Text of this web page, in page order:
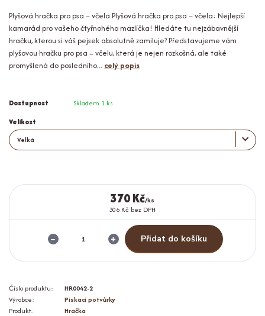
Plyšová hračka pro psa – včela Plyšová hračka pro psa – včela: Nejlepší
kamarád pro vašeho čtyřnohého mazlíčka! Hledáte tu nejzábavnější
hračku, kterou si váš pejsek absolutně zamiluje? Představujeme vám
plyšovou hračku pro psa – včelu, která je nejen rozkošná, ale také
promyšlená do posledního... celý popis
Dostupnost Skladem 1 ks
Velikost
370 Kč/ks
306 Kč bez DPH
Přidat do košíku
Číslo produktu:
HR0042-2
Výrobce:
Pískací potvůrky
Produkt:
Hračka